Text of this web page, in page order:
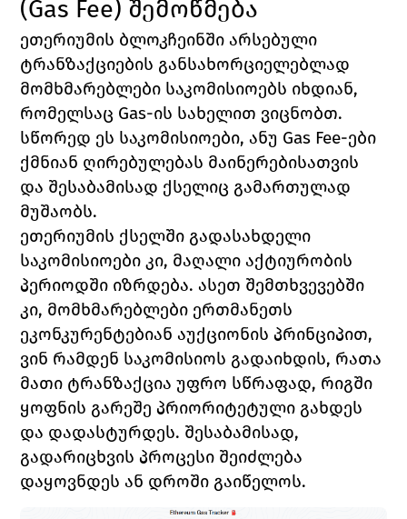
(Gas Fee) შემოწმება
ეთერიუმის ბლოკჩეინში არსებული
ტრანზაქციების განსახორციელებლად
მომხმარებლები საკომისიოებს იხდიან,
რომელსაც Gas-ის სახელით ვიცნობთ.
სწორედ ეს საკომისიოები, ანუ Gas Fee-ები
ქმნიან ღირებულებას მაინერებისათვის
და შესაბამისად ქსელიც გამართულად
მუშაობს.
ეთერიუმის ქსელში გადასახდელი
საკომისიოები კი, მაღალი აქტიურობის
პერიოდში იზრდება. ასეთ შემთხვევებში
კი, მომხმარებლები ერთმანეთს
ეკონკურენტებიან აუქციონის პრინციპით,
ვინ რამდენ საკომისიოს გადაიხდის, რათა
მათი ტრანზაქცია უფრო სწრაფად, რიგში
ყოფნის გარეშე პრიორიტეტული გახდეს
და დადასტურდეს. შესაბამისად,
გადარიცხვის პროცესი შეიძლება
დაყოვნდეს ან დროში გაიწელოს.